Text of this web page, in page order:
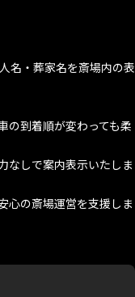
名・葬家名を斎場内の表
の到着順が変わっても柔
なしで案内表示いたしま
心の斎場運営を支援しま